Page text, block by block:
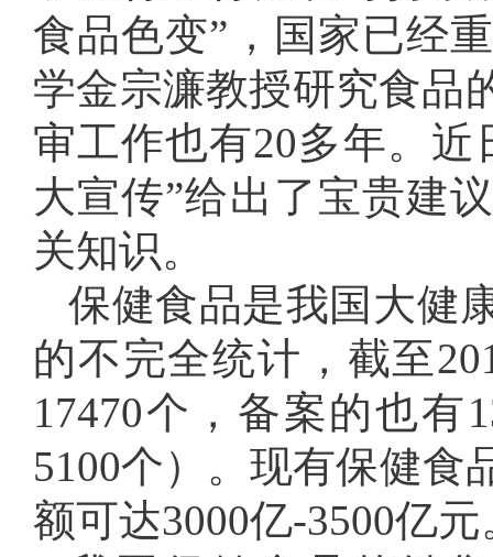
食品色变”，国家已经
学金宗濂教授研究食品
审工作也有20多年。
大宣传”给出了宝贵建
关知识。
保健食品是我国大健
的不完全统计，截至
17470个，备案的也有
5100个）。现有保健食
额可达3000亿-3500亿元